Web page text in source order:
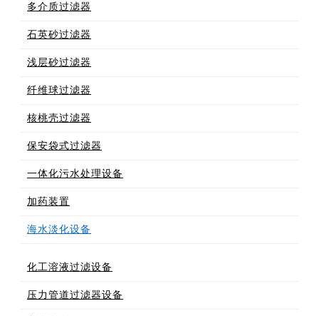
多介质过滤器
石英砂过滤器
浅层砂过滤器
纤维球过滤器
核桃壳过滤器
保安袋式过滤器
一体化污水处理设备
加药装置
海水淡化设备
化工溶液过滤设备
压力管道过滤器设备